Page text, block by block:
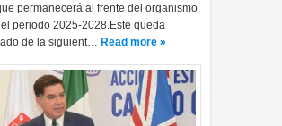
permanecerá al frente del organismo
periodo 2025-2028.Este queda
de la siguient… Read more »